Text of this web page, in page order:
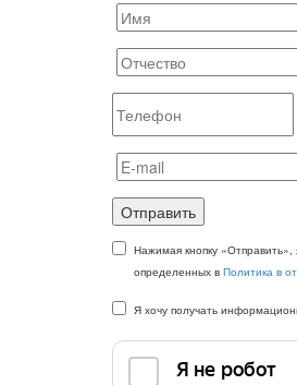
Отправить
Нажимая кнопку
определенных в Политика в
Я хочу получать